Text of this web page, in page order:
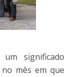
significado
mês em que